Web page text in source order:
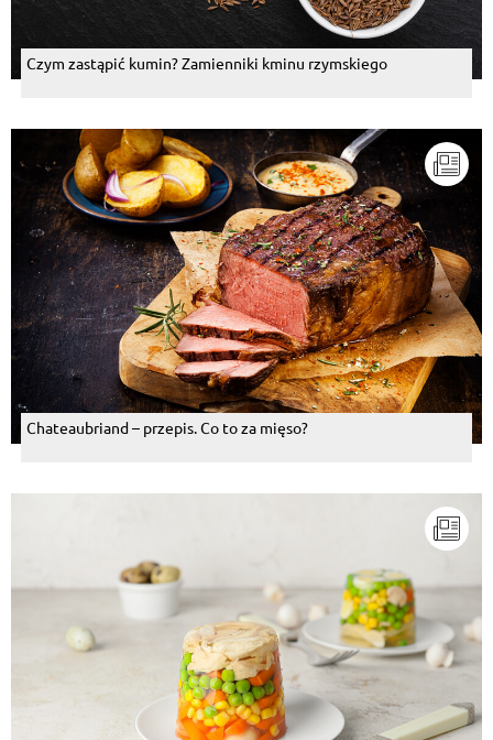
Czym zastąpić kumin? Zamienniki kminu rzymskiego
Chateaubriand – przepis. Co to za mięso?